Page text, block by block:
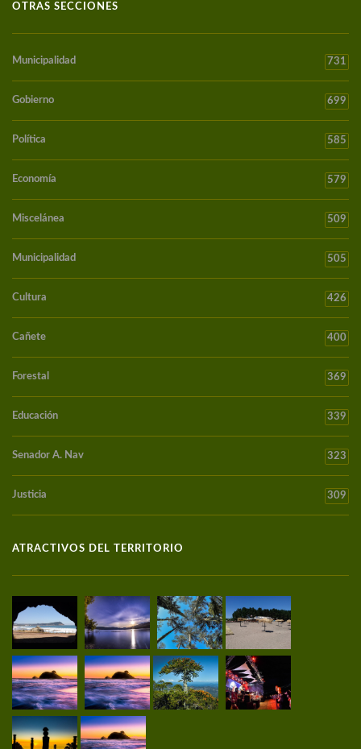
OTRAS SECCIONES
Municipalidad 731
Gobierno 699
Política 585
Economía 579
Miscelánea 509
Municipalidad 505
Cultura 426
Cañete 400
Forestal 369
Educación 339
Senador A. Nav 323
Justicia 309
ATRACTIVOS DEL TERRITORIO